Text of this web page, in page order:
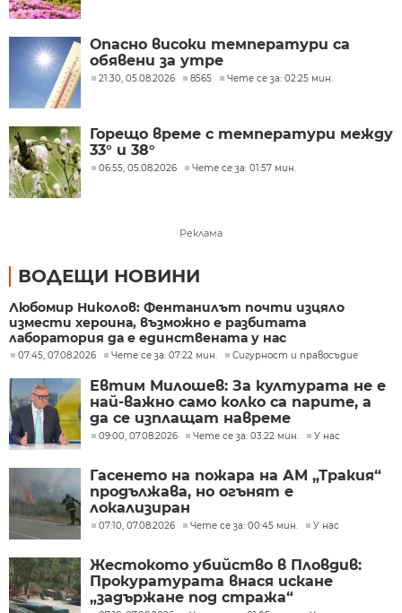
Опасно високи температури са
обявени за утре
21:30, 05.08.2026 8565 Чете се за: 02:25 мин.
Горещо време с температури между
33° и 38°
06:55, 05.08.2026 Чете се за: 01:57 мин.
Реклама
ВОДЕЩИ НОВИНИ
Любомир Николов: Фентанилът почти изцяло
измести хероина, възможно е разбитата
лаборатория да е единствената у нас
07:45, 07.08.2026 Чете се за: 07:22 мин. Сигурност и правосъдие
Евтим Милошев: За културата не е
най-важно само колко са парите, а
да се изплащат навреме
09:00, 07.08.2026 Чете се за: 03:22 мин. У нас
Гасенето на пожара на АМ „Тракия“
продължава, но огънят е
локализиран
07:10, 07.08.2026 Чете се за: 00:45 мин. У нас
Жестокото убийство в Пловдив:
Прокуратурата внася искане
„задържане под стража“